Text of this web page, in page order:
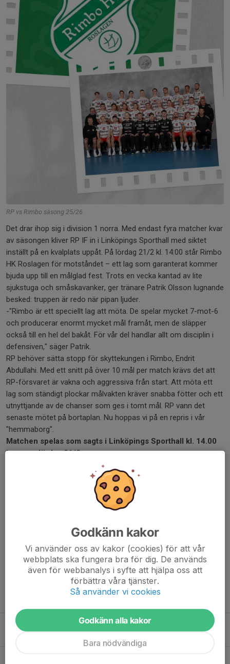
RP vs Rimbo säsong 25/26
Det drar ihop sig i division 1 norra. Med endast fyra matcher kvar
av säsongen kliver RP IF in i Linköpings Sporthall med siktet
inställt på en kvalplats uppåt. På lördag 21/2 kl. 14:00 står Rimbo
HK Roslagen för motståndet – ett lag som garanterat kommer
bjuda upp till en målglad fest. Trots en vecka kantad av lite
sjukstuga och småskavanker, ger tränare Patrik Olsson lugnande
besked: truppen är redo när pipan ljuder.
-"Rimbo är ett speciellt lag att möta. De spelar mycket 7-mot-6
och producerar enormt mycket mål framåt, men de släpper
också till en hel del bakåt. För vår del handlar allt om disciplin i
defensiven," säger Patrik.
RP behöver sätta stopp för skyttekungen i Rimbo, Endrit
Abdullahi. Med ett snitt på över 10 mål per match krävs det att
RP-försvaret är vakna och aggressiva från start. Att möta ett
lag som ständigt plockar målvakten kräver snabba fötter och ett
utnyttjande av de chanser som ges i tomt mål. RP vann det
senaste mötet på bortaplan. Nu hoppas vi på en repris i vår
"hemmaborg".
Matchen spelas som sagts i Linköpings Sporthall kl. 14.00
imorgon lördag 21/2.
Hjälp till att fylla hallen och skapa ett stort tryck på läktaren som
bär fram herrarna mot två nya poäng i kvalstriden!
Om du/ni mot förmodan inte kan komma till hallen så sänds
Dela nyhet
Stabil seger mot Enköping!
Godkänn kakor
Vi använder oss av kakor (cookies) för att vår
webbplats ska fungera bra för dig. De används
även för webbanalys i syfte att hjälpa oss att
förbättra våra tjänster.
Så använder vi cookies
Godkänn alla kakor
Bara nödvändiga